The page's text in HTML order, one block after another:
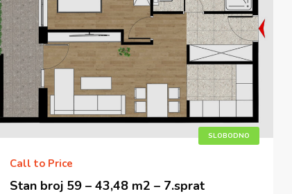
SLOBODNO
Call to Price
Stan broj 59 – 43,48 m2 – 7.sprat